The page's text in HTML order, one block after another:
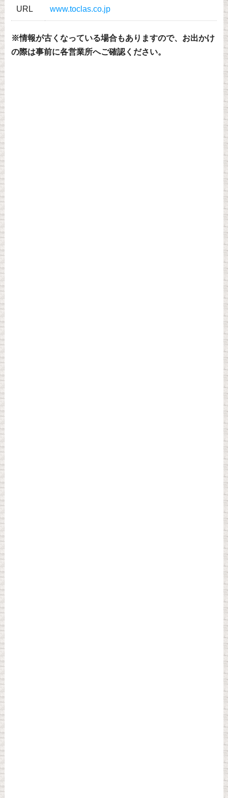
URL www.toclas.co.jp
※情報が古くなっている場合もありますので、お出かけ
の際は事前に各営業所へご確認ください。